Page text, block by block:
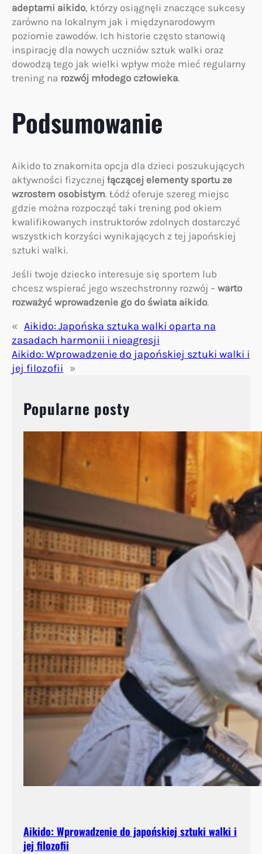
adeptami aikido, którzy osiągnęli znaczące sukcesy
zarówno na lokalnym jak i międzynarodowym
poziomie zawodów. Ich historie często stanowią
inspirację dla nowych uczniów sztuk walki oraz
dowodzą tego jak wielki wpływ może mieć regularny
trening na rozwój młodego człowieka.
Podsumowanie
Aikido to znakomita opcja dla dzieci poszukujących
aktywności fizycznej łączącej elementy sportu ze
wzrostem osobistym. Łódź oferuje szereg miejsc
gdzie można rozpocząć taki trening pod okiem
kwalifikowanych instruktorów zdolnych dostarczyć
wszystkich korzyści wynikających z tej japońskiej
sztuki walki.
Jeśli twoje dziecko interesuje się sportem lub
chcesz wspierać jego wszechstronny rozwój – warto
rozważyć wprowadzenie go do świata aikido.
« Aikido: Japońska sztuka walki oparta na
zasadach harmonii i nieagresji
Aikido: Wprowadzenie do japońskiej sztuki walki i
jej filozofii »
Popularne posty
Aikido: Wprowadzenie do japońskiej sztuki walki i
jej filozofii